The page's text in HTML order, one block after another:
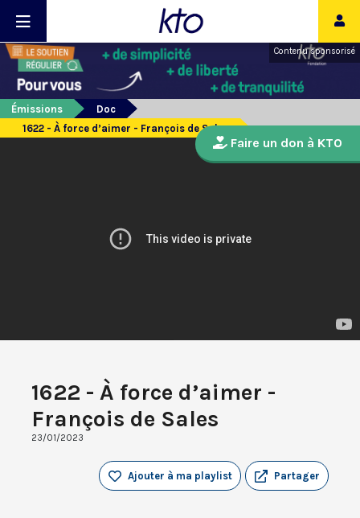
Contenu sponsorisé
Émissions
Doc
1622 - À force d’aimer - François de Sales
1622 - À force d’aimer -
François de Sales
23/01/2023
Partager
Ajouter à ma playlist
Faire un don à KTO